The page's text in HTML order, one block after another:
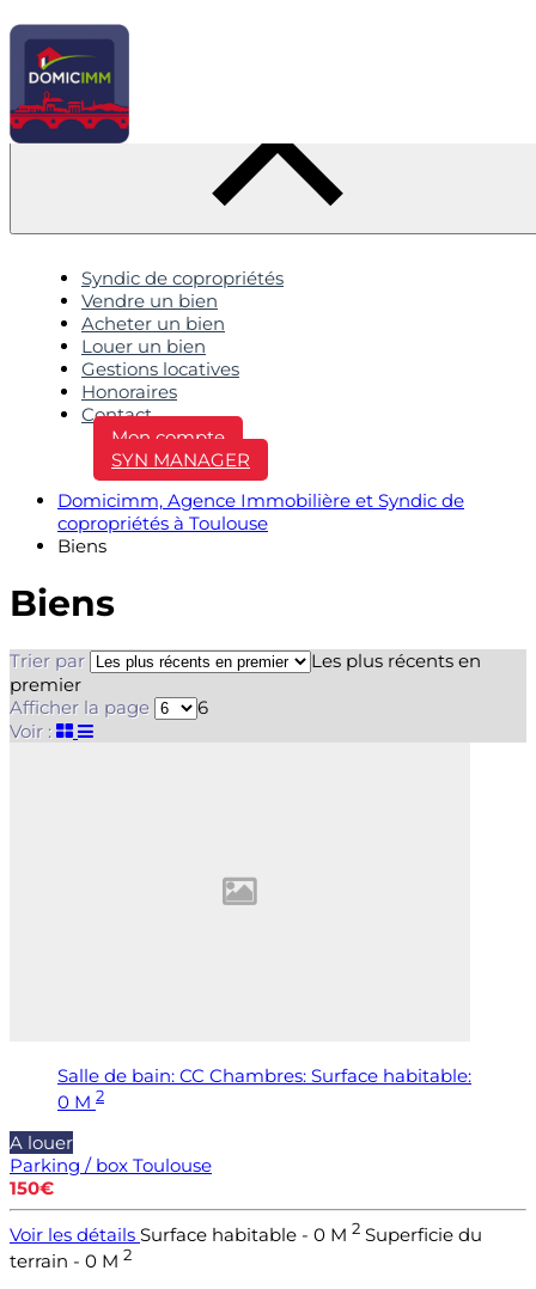
Syndic de copropriétés
Vendre un bien
Acheter un bien
Louer un bien
Gestions locatives
Honoraires
Contact
Mon compte
SYN MANAGER
Domicimm, Agence Immobilière et Syndic de
copropriétés à Toulouse
Biens
Biens
Trier par
Les plus récents en
premier
Afficher la page
6
Voir :
Salle de bain: CC Chambres: Surface habitable:
0 M 2
A louer
Parking / box Toulouse
150€
Voir les détails Surface habitable - 0 M 2 Superficie du
terrain - 0 M 2